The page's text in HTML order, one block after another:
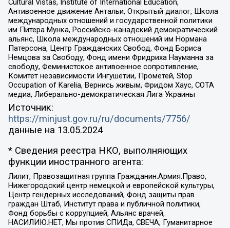
Cultural Vistas, Institute of International Education,
Антивоенное движение Антальи, Открытый диалог, Школа
международных отношений и государственной политики
им Питера Мунка, Российско-канадский демократический
альянс, Школа международных отношений им Нормана
Патерсона, Центр Гражданских Свобод, Фонд Бориса
Немцова за Свободу, Фонд имени Фридриха Науманна за
свободу, Феминистское антивоенное сопротивление,
Комитет независимости Ингушетии, Прометей, Stop
Occupation of Karelia, Вернись живым, Фридом Хаус, СОТА
медиа, Либерально-демократическая Лига Украины
Источник:
https://minjust.gov.ru/ru/documents/7756/
данные на 13.05.2024
* Сведения реестра НКО, выполняющих
функции иностранного агента:
Лилит, Правозащитная группа Гражданин.Армия.Право,
Нижегородский центр немецкой и европейской культуры,
Центр гендерных исследований, Фонд защиты прав
граждан Штаб, Институт права и публичной политики,
Фонд борьбы с коррупцией, Альянс врачей,
НАСИЛИЮ.НЕТ, Мы против СПИДа, СВЕЧА, Гуманитарное